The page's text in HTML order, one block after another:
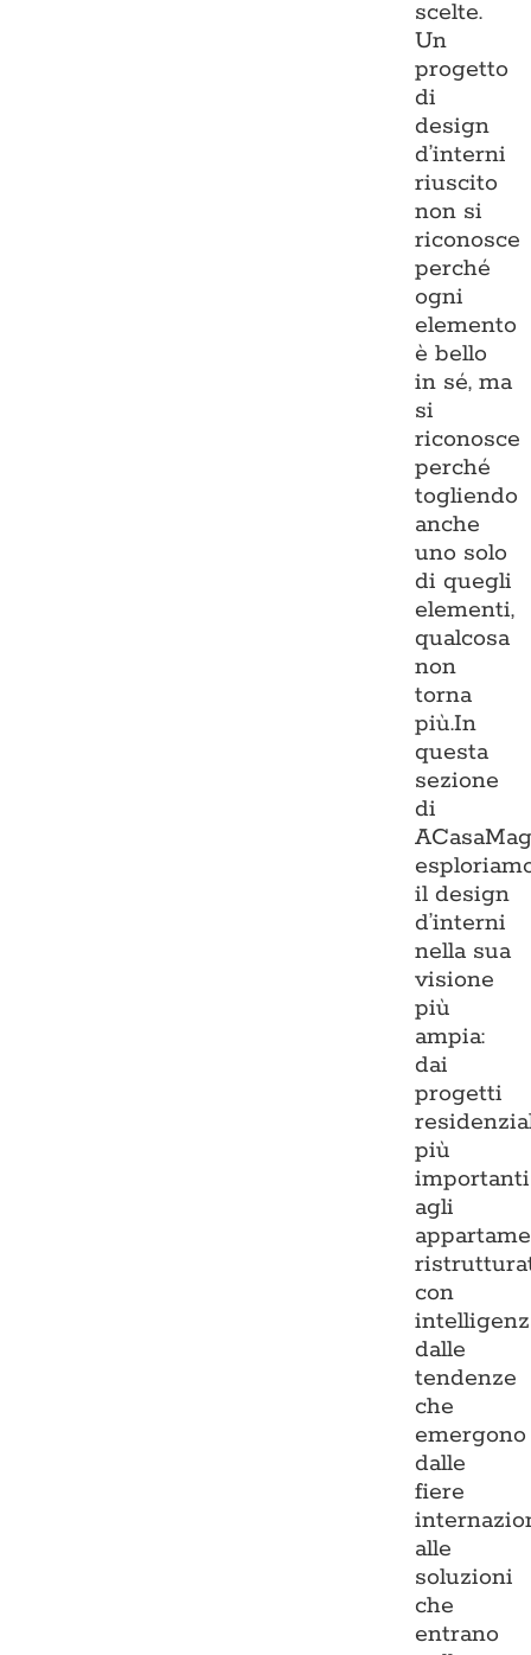
scelte.
Un
progetto
di
design
d’interni
riuscito
non si
riconosce
perché
ogni
elemento
è bello
in sé, ma
si
riconosce
perché
togliendo
anche
uno solo
di quegli
elementi,
qualcosa
non
torna
più.In
questa
sezione
di
il design
d’interni
nella sua
visione
più
ampia:
dai
progetti
più
importanti
agli
con
dalle
tendenze
che
emergono
dalle
fiere
alle
soluzioni
che
entrano